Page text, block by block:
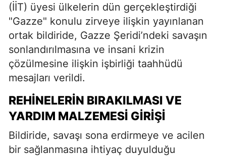
(İİT) üyesi ülkelerin dün gerçekleştirdiği
"Gazze" konulu zirveye ilişkin yayınlanan
ortak bildiride, Gazze Şeridi’ndeki savaşın
sonlandırılmasına ve insani krizin
çözülmesine ilişkin işbirliği taahhüdü
mesajları verildi.
REHINELERIN BIRAKILMASI VE
YARDIM MALZEMESI GIRIŞI
Bildiride, savaşı sona erdirmeye ve acilen
bir sağlanmasına ihtiyaç duyulduğu